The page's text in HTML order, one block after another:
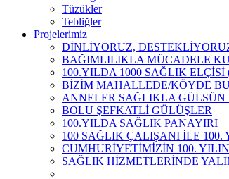
Tüzükler
Tebliğler
Projelerimiz
DİNLİYORUZ,
BAĞIMLILIKLA MÜCADELE
100.YILDA 1000 SAĞLIK
BİZİM MAHALLEDE/KÖYDE
ANNELER SAĞLIKLA
BOLU ŞEFKATLİ GÜLÜŞLER
100.YILDA SAĞLIK PANAYIRI
100 SAĞLIK ÇALIŞANI İLE 100.
CUMHURİYETİMİZİN 100.
SAĞLIK HİZMETLERİNDE